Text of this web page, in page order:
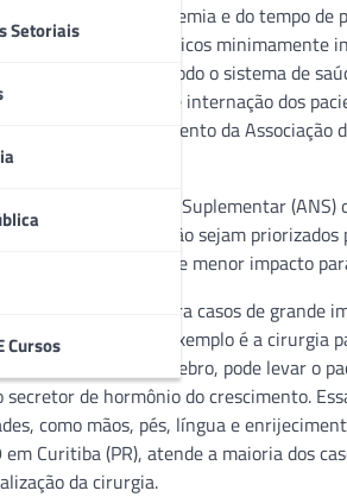
Setoriais
Cursos
por UTIs na pandemia e do tempo de
procedimentos cirúrgicos minimamente
momento em que todo o sistema de
o tempo médio de internação dos
segundo levantamento da Associação
Nacional de Saúde Suplementar
de UTI e internação sejam
devem ser de menor impacto
menos invasivos para casos de
operatório. Um exemplo é a
estruturas do cérebro, pode levar o
de hormônio do crescimento.
como mãos, pés, língua e
Curitiba (PR), atende a maioria dos
da cirurgia.